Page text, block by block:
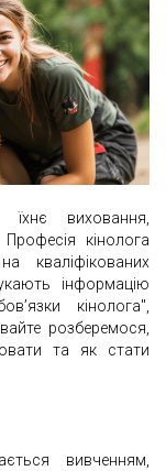
виховання,
кінолога
кваліфікованих
інформацію
кінолога",
розберемося,
та як стати
вивченням,